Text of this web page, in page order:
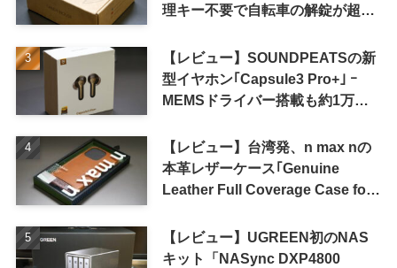
理キー不要で自転車の解錠が超簡
【レビュー】SOUNDPEATSの新
型イヤホン｢Capsule3 Pro+｣ ｰ
MEMSドライバー搭載も約1万円
【レビュー】台湾発、n max nの
本革レザーケース｢Genuine
Leather Full Coverage Case for
【レビュー】UGREEN初のNAS
キット「NASync DXP4800